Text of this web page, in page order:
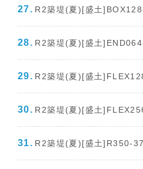
R2築堤(夏)[盛土
R2築堤(夏)[盛土
R2築堤(夏)[盛土
R2築堤(夏)[盛土
R2築堤(夏)[盛土]R350-